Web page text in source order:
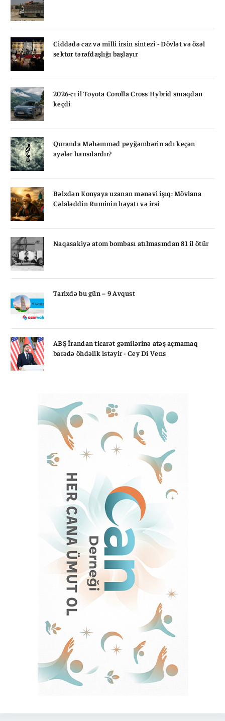
Ciddədə caz və milli irsin sintezi - Dövlət və özəl
sektor tərəfdaşlığı başlayır
2026-cı il Toyota Corolla Cross Hybrid sınaqdan
keçdi
Quranda Məhəmməd peyğəmbərin adı keçən
ayələr hansılardır?
Bəlxdən Konyaya uzanan mənəvi işıq: Mövlana
Cəlaləddin Ruminin həyatı və irsi
Naqasakiyə atom bombası atılmasından 81 il ötür
Tarixdə bu gün – 9 Avqust
ABŞ İrandan ticarət gəmilərinə atəş açmamaq
barədə öhdəlik istəyir - Cey Di Vens